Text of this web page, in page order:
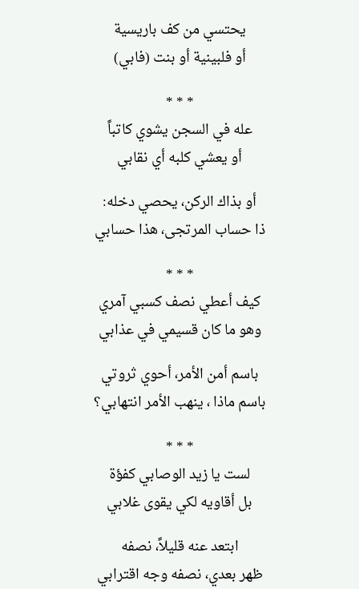
يحتسي من كف باريسية
أو فلبينية أو بنت (فابي)
* * *
عله في السجن يشوي كاتباً
أو يعشي كلبه أي نقابي
أو بذاك الركن، يحصي دخله:
ذا حساب المرتجى، هذا حسابي
* * *
كيف أعطي نصف كسبي آمري
وهو ما كان قسيمي في عذابي
باسم أمن الأمر، أحوي ثروتي
باسم ماذا ، ينهب الأمر انتهابي؟
* * *
لست يا زيد الوصابي كفؤة
بل أقاويه لكي يقوى غلابي
ابتعد عنه قليلاً، نصفه
ظهر بعدي، نصفه وجه اقترابي